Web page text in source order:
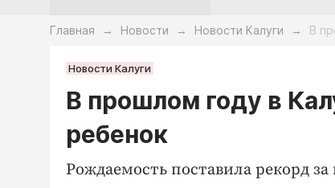
Главная → Новости → Новости Калуги → В
Новости Калуги
В прошлом году в
ребенок
Рождаемость поставила рекорд за